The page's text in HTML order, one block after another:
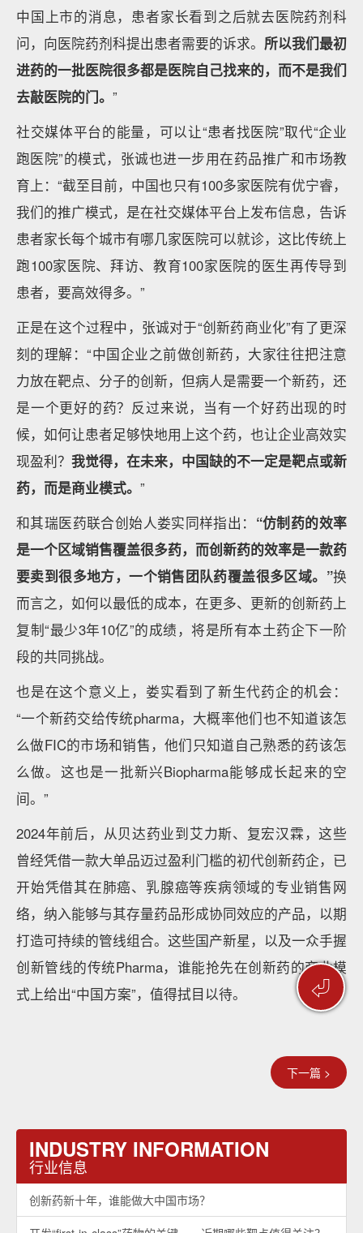
⏎
中国上市的消息，患者家长看到之后就去医院药剂科
问，向医院药剂科提出患者需要的诉求。 所以我们最初
进药的一批医院很多都是医院自己找来的，而不是我们
去敲医院的门。 ”
社交媒体平台的能量，可以让“患者找医院”取代“企业
跑医院”的模式，张诚也进一步用在药品推广和市场教
育上：“截至目前，中国也只有100多家医院有优宁睿，
我们的推广模式，是在社交媒体平台上发布信息，告诉
患者家长每个城市有哪几家医院可以就诊，这比传统上
跑100家医院、拜访、教育100家医院的医生再传导到
患者，要高效得多。”
正是在这个过程中，张诚对于“创新药商业化”有了更深
刻的理解：“中国企业之前做创新药，大家往往把注意
力放在靶点、分子的创新，但病人是需要一个新药，还
是一个更好的药？反过来说，当有一个好药出现的时
候，如何让患者足够快地用上这个药，也让企业高效实
现盈利？ 我觉得，在未来，中国缺的不一定是靶点或新
药，而是商业模式。 ”
和其瑞医药联合创始人娄实同样指出： “仿制药的效率
是一个区域销售覆盖很多药，而创新药的效率是一款药
要卖到很多地方，一个销售团队药覆盖很多区域。”换
而言之，如何以最低的成本，在更多、更新的创新药上
复制“最少3年10亿”的成绩，将是所有本土药企下一阶
段的共同挑战。
也是在这个意义上，娄实看到了新生代药企的机会：
“一个新药交给传统pharma，大概率他们也不知道该怎
么做FIC的市场和销售，他们只知道自己熟悉的药该怎
么做。这也是一批新兴Biopharma能够成长起来的空
间。”
2024年前后，从贝达药业到艾力斯、复宏汉霖，这些
曾经凭借一款大单品迈过盈利门槛的初代创新药企，已
开始凭借其在肺癌、乳腺癌等疾病领域的专业销售网
络，纳入能够与其存量药品形成协同效应的产品，以期
打造可持续的管线组合。这些国产新星，以及一众手握
创新管线的传统Pharma，谁能抢先在创新药的商业模
式上给出“中国方案”，值得拭目以待。
下一篇 >
INDUSTRY INFORMATION
行业信息
创新药新十年，谁能做大中国市场？